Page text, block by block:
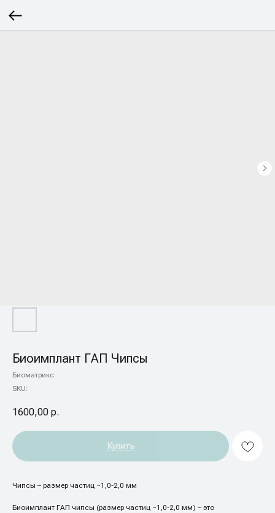
Биоимплант ГАП Чипсы
Биоматрикс
SKU:
1600,00 р.
Купить
Чипсы – размер частиц ~1,0-2,0 мм
Биоимплант ГАП чипсы (размер частиц ~1,0-2,0 мм) – это